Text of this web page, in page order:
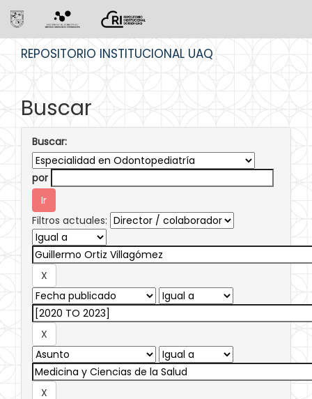
REPOSITORIO INSTITUCIONAL UAQ
Buscar
Buscar:
por
Filtros actuales: